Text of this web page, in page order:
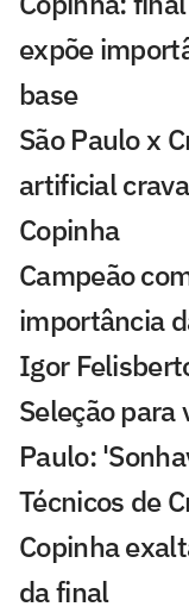
expõe
base
São Paulo x
artificial
Copinha
Campeão
importância
Igor
Seleção para
Paulo:
Técnicos de
Copinha
da final